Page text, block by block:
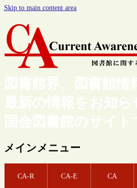
Skip to main content area
図書館界、図書館情
最新の情報をお知ら
国会図書館のサイト
メインメニュー
CA-R CA-E CA